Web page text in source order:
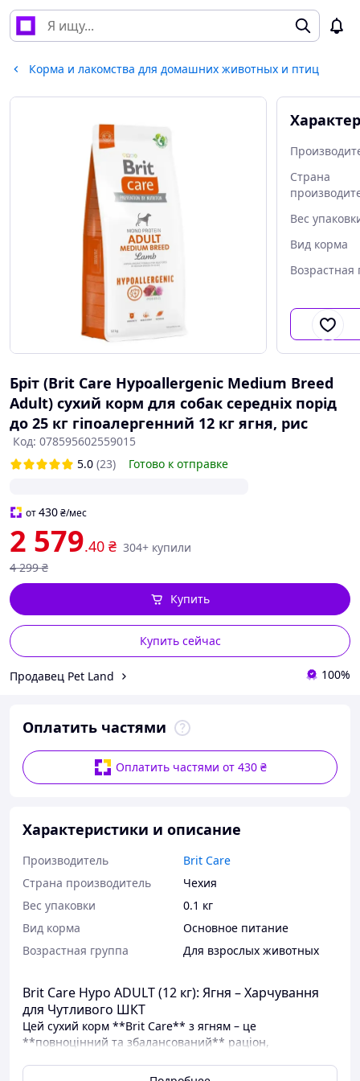
Корма и лакомства для домашних животных и птиц
Страна
Вес
Вид корма
Возрастная
Бріт (Brit Care Hypoallergenic Medium Breed
Adult) сухий корм для собак середніх порід
до 25 кг гіпоалергенний 12 кг ягня, рис
Код: 078595602559015
5.0 (23) Готово к отправке
от430₴/мес
2 579.40 ₴ 304+ купили
4 299 ₴
Купить сейчас
Купить
Продавец Pet Land 100%
Оплатить частями
Оплатить частями от 430 ₴
Характеристики и описание
Производитель
Brit Care
Страна производитель
Чехия
Вес упаковки
0.1 кг
Вид корма
Основное питание
Возрастная группа
Для взрослых животных
Brit Care Hypo ADULT (12 кг): Ягня – Харчування
для Чутливого ШКТ
Цей сухий корм **Brit Care** з ягням – це
**повноцінний та збалансований** раціон,
монобілок, мінімізує ризик харчової непереносимості.